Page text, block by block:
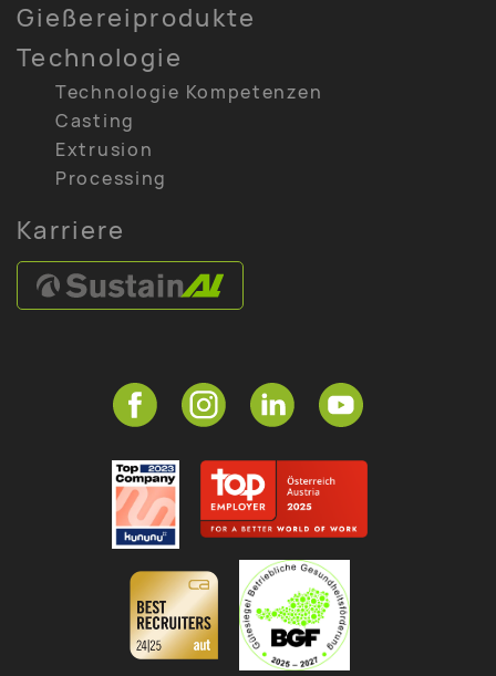
Gießereiprodukte
Technologie
Technologie Kompetenzen
Casting
Extrusion
Processing
Karriere